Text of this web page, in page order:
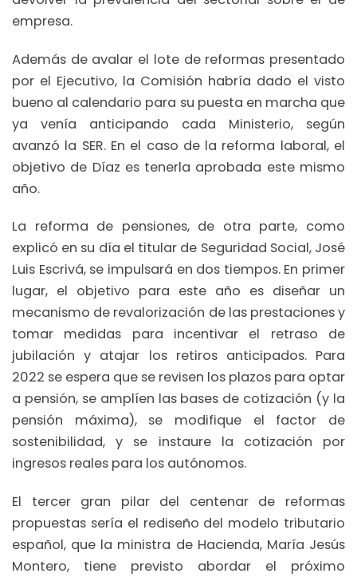
empresa.
Además de avalar el lote de reformas presentado
por el Ejecutivo, la Comisión habría dado el visto
bueno al calendario para su puesta en marcha que
ya venía anticipando cada Ministerio, según
avanzó la SER. En el caso de la reforma laboral, el
objetivo de Díaz es tenerla aprobada este mismo
año.
La reforma de pensiones, de otra parte, como
explicó en su día el titular de Seguridad Social, José
Luis Escrivá, se impulsará en dos tiempos. En primer
lugar, el objetivo para este año es diseñar un
mecanismo de revalorización de las prestaciones y
tomar medidas para incentivar el retraso de
jubilación y atajar los retiros anticipados. Para
2022 se espera que se revisen los plazos para optar
a pensión, se amplíen las bases de cotización (y la
pensión máxima), se modifique el factor de
sostenibilidad, y se instaure la cotización por
ingresos reales para los autónomos.
El tercer gran pilar del centenar de reformas
propuestas sería el rediseño del modelo tributario
español, que la ministra de Hacienda, María Jesús
Montero, tiene previsto abordar el próximo